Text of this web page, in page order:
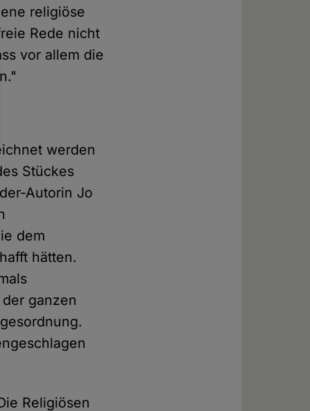
religiöse
Rede nicht
vor allem die
werden
Stückes
Autorin Jo
dem
hätten.
ganzen
Religiösen